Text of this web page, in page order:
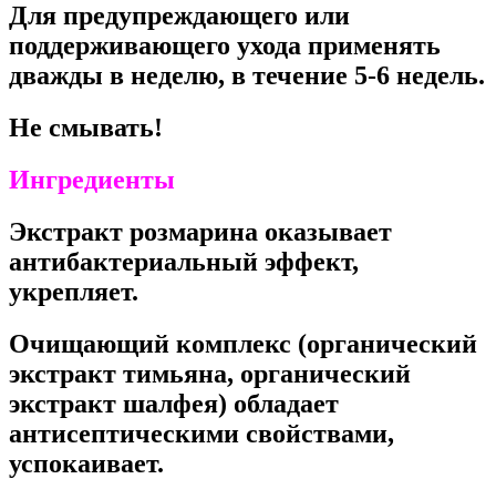
Для предупреждающего или
поддерживающего ухода применять
дважды в неделю, в течение 5-6 недель.
Не смывать!
Ингредиенты
Экстракт розмарина оказывает
антибактериальный эффект,
укрепляет.
Очищающий комплекс (органический
экстракт тимьяна, органический
экстракт шалфея) обладает
антисептическими свойствами,
успокаивает.